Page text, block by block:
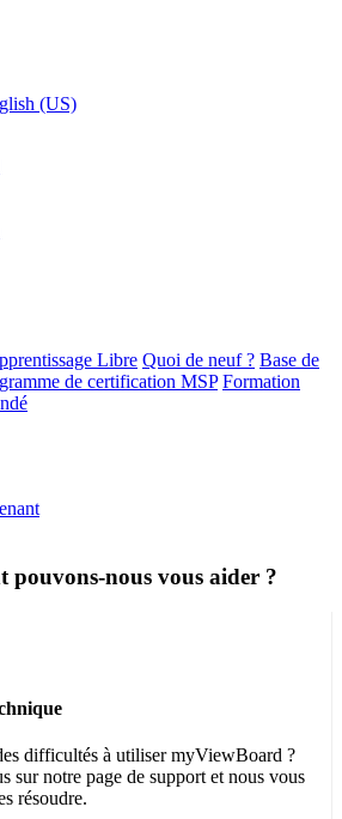
(US)
Libre Quoi de neuf ? Base de
de certification MSP Formation
pouvons-nous vous aider ?
difficultés à utiliser myViewBoard ?
sur notre page de support et nous vous
résoudre.